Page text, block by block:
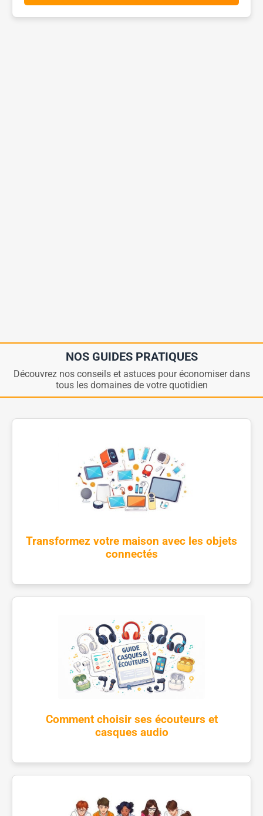
NOS GUIDES PRATIQUES
Découvrez nos conseils et astuces pour économiser dans
tous les domaines de votre quotidien
Transformez votre maison avec les objets
connectés
Comment choisir ses écouteurs et
casques audio